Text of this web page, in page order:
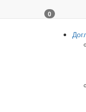
0